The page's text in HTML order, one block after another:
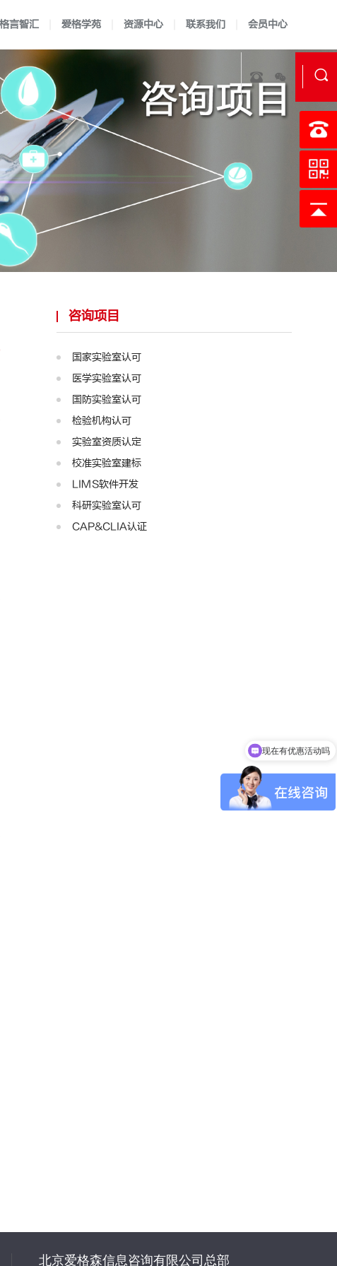
实验室资质认定 科研实验
格言智汇 爱格学苑
核 证书查询
资源中心
则 认可指南 技术报告
联系我们 会员中心
咨询项目
国家实验室认可
医学实验室认可
国防实验室认可
检验机构认可
实验室资质认定
校准实验室建标
LIMS软件开发
科研实验室认可
CAP&CLIA认证
北京爱格森信息咨询有限公司总部
可以介绍下你们的产品么